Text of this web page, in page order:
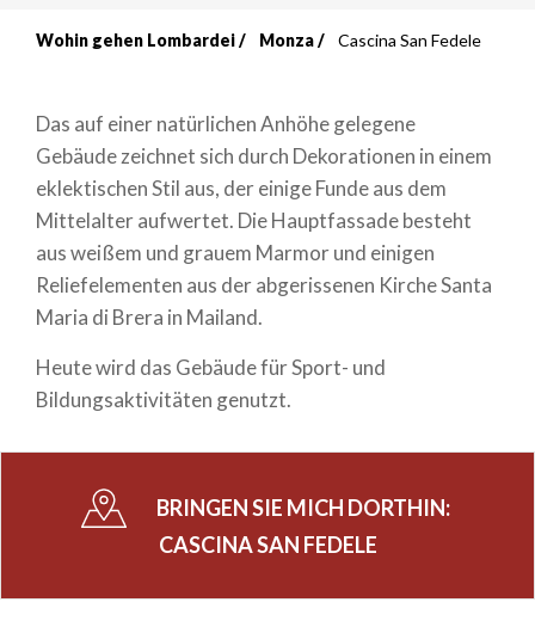
Wohin gehen Lombardei Monza Cascina San Fedele
Das auf einer natürlichen Anhöhe gelegene
Gebäude zeichnet sich durch Dekorationen in einem
eklektischen Stil aus, der einige Funde aus dem
Mittelalter aufwertet. Die Hauptfassade besteht
aus weißem und grauem Marmor und einigen
Reliefelementen aus der abgerissenen Kirche Santa
Maria di Brera in Mailand.
Heute wird das Gebäude für Sport- und
Bildungsaktivitäten genutzt.
BRINGEN SIE MICH DORTHIN:
CASCINA SAN FEDELE